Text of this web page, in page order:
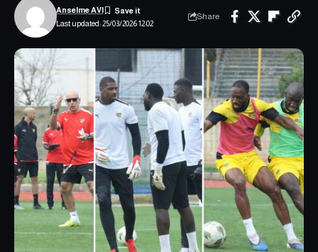
Last updated: 25/03/2026 12:02
Anselme AVI
Share